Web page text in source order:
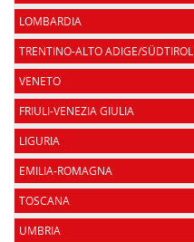
LOMBARDIA
TRENTINO-ALTO ADIGE/SÜDTIROL
VENETO
FRIULI-VENEZIA GIULIA
LIGURIA
EMILIA-ROMAGNA
TOSCANA
UMBRIA